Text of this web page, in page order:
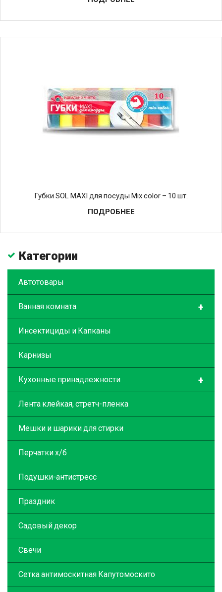
Губки SOL MAXI для посуды Mix color – 10 шт.
ПОДРОБНЕЕ
Категории
Автотовары
+
Ванная комната
Инсектициды и Капканы
Карнизы
+
Кухонные принадлежности
Лента клейкая, стретч-пленка
Мешки и шарики для стирки
Перчатки х/б
Подушки-антистресс
Праздник
Садовый декор
Свечи
Сетка антимоскитная Капутомоскито